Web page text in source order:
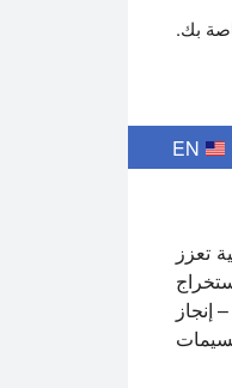
بك.
EN
تعزز
إنجاز